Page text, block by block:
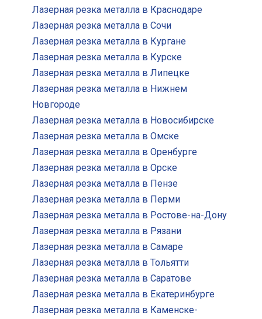
Лазерная резка металла в Краснодаре
Лазерная резка металла в Сочи
Лазерная резка металла в Кургане
Лазерная резка металла в Курске
Лазерная резка металла в Липецке
Лазерная резка металла в Нижнем
Новгороде
Лазерная резка металла в Новосибирске
Лазерная резка металла в Омске
Лазерная резка металла в Оренбурге
Лазерная резка металла в Орске
Лазерная резка металла в Пензе
Лазерная резка металла в Перми
Лазерная резка металла в Ростове-на-Дону
Лазерная резка металла в Рязани
Лазерная резка металла в Самаре
Лазерная резка металла в Тольятти
Лазерная резка металла в Саратове
Лазерная резка металла в Екатеринбурге
Лазерная резка металла в Каменске-